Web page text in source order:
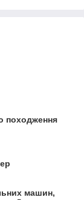
походження
машин,